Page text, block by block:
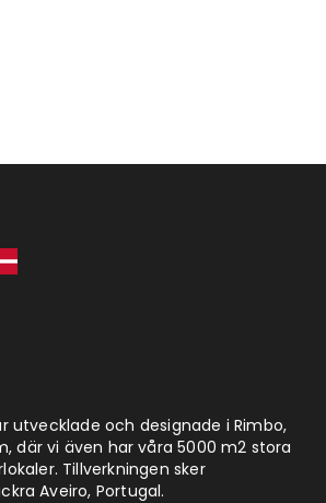
utvecklade och designade i Rimbo,
där vi även har våra 5000 m2 stora
Tillverkningen sker
Aveiro, Portugal.